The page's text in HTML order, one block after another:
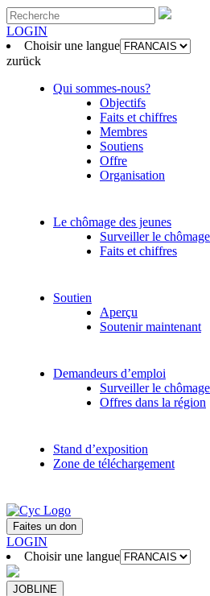
LOGIN
Choisir une langue
zurück
Qui sommes-nous?
Objectifs
Faits et chiffres
Membres
Soutiens
Offre
Organisation
Le chômage des jeunes
Surveiller le
Faits et chiffres
Soutien
Aperçu
Soutenir maintenant
Demandeurs d’emploi
Surveiller le
Offres dans la région
Stand d’exposition
Zone de téléchargement
Faites un don
LOGIN
Choisir une langue
JOBLINE